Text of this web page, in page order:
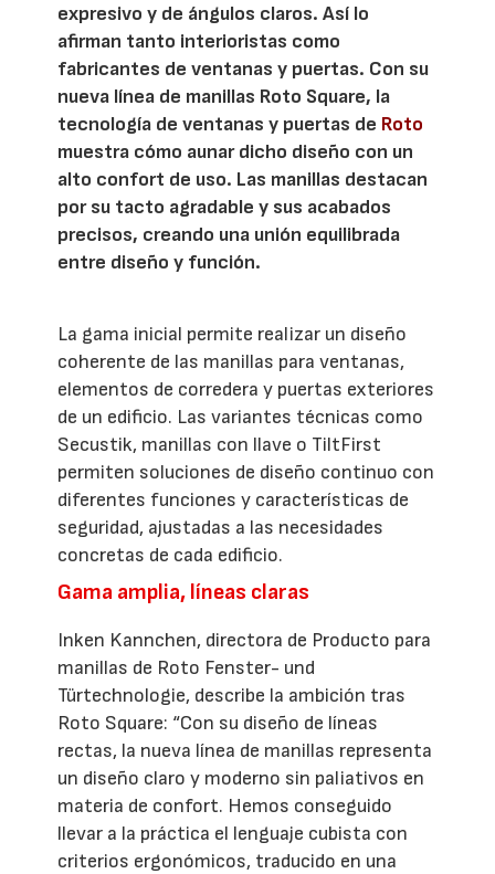
expresivo y de ángulos claros. Así lo
afirman tanto interioristas como
fabricantes de ventanas y puertas. Con su
nueva línea de manillas Roto Square, la
tecnología de ventanas y puertas de Roto
muestra cómo aunar dicho diseño con un
alto confort de uso. Las manillas destacan
por su tacto agradable y sus acabados
precisos, creando una unión equilibrada
entre diseño y función.
La gama inicial permite realizar un diseño
coherente de las manillas para ventanas,
elementos de corredera y puertas exteriores
de un edificio. Las variantes técnicas como
Secustik, manillas con llave o TiltFirst
permiten soluciones de diseño continuo con
diferentes funciones y características de
seguridad, ajustadas a las necesidades
concretas de cada edificio.
Gama amplia, líneas claras
Inken Kannchen, directora de Producto para
manillas de Roto Fenster- und
Türtechnologie, describe la ambición tras
Roto Square: “Con su diseño de líneas
rectas, la nueva línea de manillas representa
un diseño claro y moderno sin paliativos en
materia de confort. Hemos conseguido
llevar a la práctica el lenguaje cubista con
criterios ergonómicos, traducido en una